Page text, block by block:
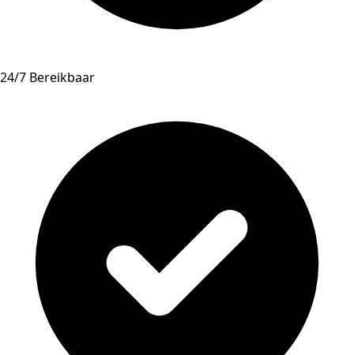
24/7 Bereikbaar